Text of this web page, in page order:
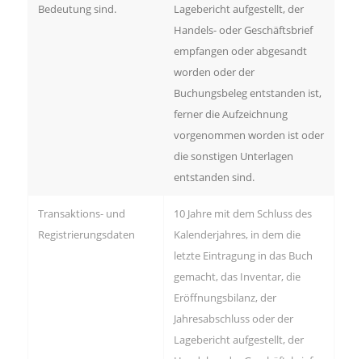
Bedeutung sind.
Lagebericht aufgestellt, der
Handels- oder Geschäftsbrief
empfangen oder abgesandt
worden oder der
Buchungsbeleg entstanden ist,
ferner die Aufzeichnung
vorgenommen worden ist oder
die sonstigen Unterlagen
entstanden sind.
Transaktions- und
Registrierungsdaten
10 Jahre mit dem Schluss des
Kalenderjahres, in dem die
letzte Eintragung in das Buch
gemacht, das Inventar, die
Eröffnungsbilanz, der
Jahresabschluss oder der
Lagebericht aufgestellt, der